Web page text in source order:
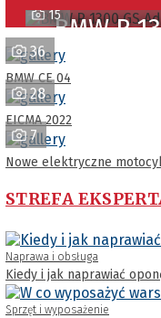
BMW R
15
36
BMW CE 04
28
EICMA 2022
7
Nowe elektryczne
STREFA
Naprawa i obsługa
Kiedy i jak naprawiać
Sprzęt i wyposażenie